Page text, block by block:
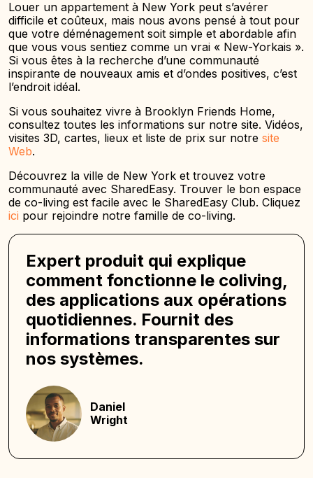
Louer un appartement à New York peut s’avérer
difficile et coûteux, mais nous avons pensé à tout pour
que votre déménagement soit simple et abordable afin
que vous vous sentiez comme un vrai « New-Yorkais ».
Si vous êtes à la recherche d’une communauté
inspirante de nouveaux amis et d’ondes positives, c’est
l’endroit idéal.
Si vous souhaitez vivre à Brooklyn Friends Home,
consultez toutes les informations sur notre site. Vidéos,
visites 3D, cartes, lieux et liste de prix sur notre site
Web.
Découvrez la ville de New York et trouvez votre
communauté avec SharedEasy. Trouver le bon espace
de co-living est facile avec le SharedEasy Club. Cliquez
ici pour rejoindre notre famille de co-living.
Expert produit qui explique
comment fonctionne le coliving,
des applications aux opérations
quotidiennes. Fournit des
informations transparentes sur
nos systèmes.
Daniel
Wright